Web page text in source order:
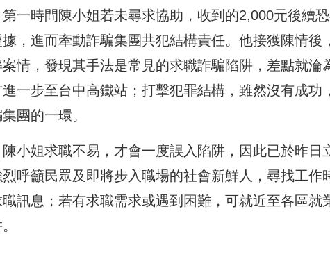
一時間陳小姐若未尋求協助，收到的2,000元後續
，進而牽動詐騙集團共犯結構責任。他接獲陳情後
情，發現其手法是常見的求職詐騙陷阱，差點就淪
一步至台中高鐵站；打擊犯罪結構，雖然沒有成功
團的一環。
小姐求職不易，才會一度誤入陷阱，因此已於昨日
呼籲民眾及即將步入職場的社會新鮮人，尋找工作
訊息；若有求職需求或遇到困難，可就近至各區就